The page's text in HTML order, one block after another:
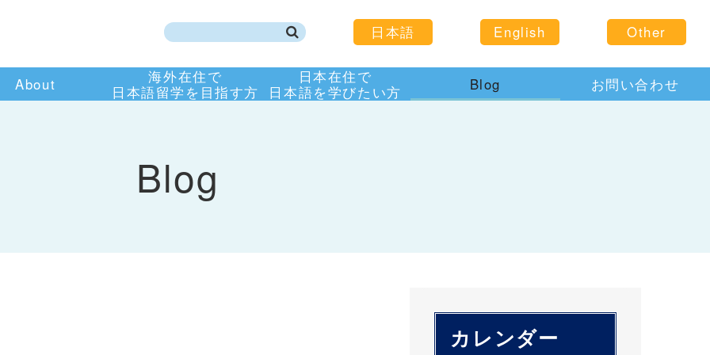
日本語 English Other
About
海外在住で
日本語留学を目指す方
日本在住で
日本語を学びたい方
Blog お問い合わせ
Blog
カレンダー